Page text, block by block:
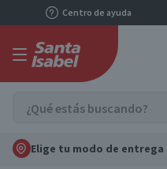
Centro de ayuda
Elige tu modo de entrega